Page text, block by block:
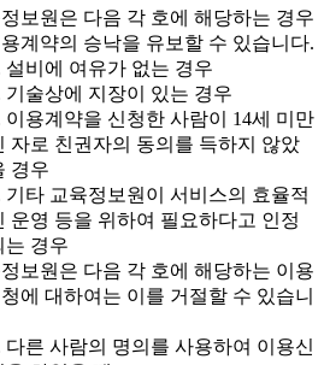
보원은 다음 각 호에 해당하는 경우
계약의 승낙을 유보할 수 있습니다.
설비에 여유가 없는 경우
기술상에 지장이 있는 경우
이용계약을 신청한 사람이 14세 미만
자로 친권자의 동의를 득하지 않았
경우
기타 교육정보원이 서비스의 효율적
운영 등을 위하여 필요하다고 인정
는 경우
보원은 다음 각 호에 해당하는 이용
에 대하여는 이를 거절할 수 있습니
다른 사람의 명의를 사용하여 이용신